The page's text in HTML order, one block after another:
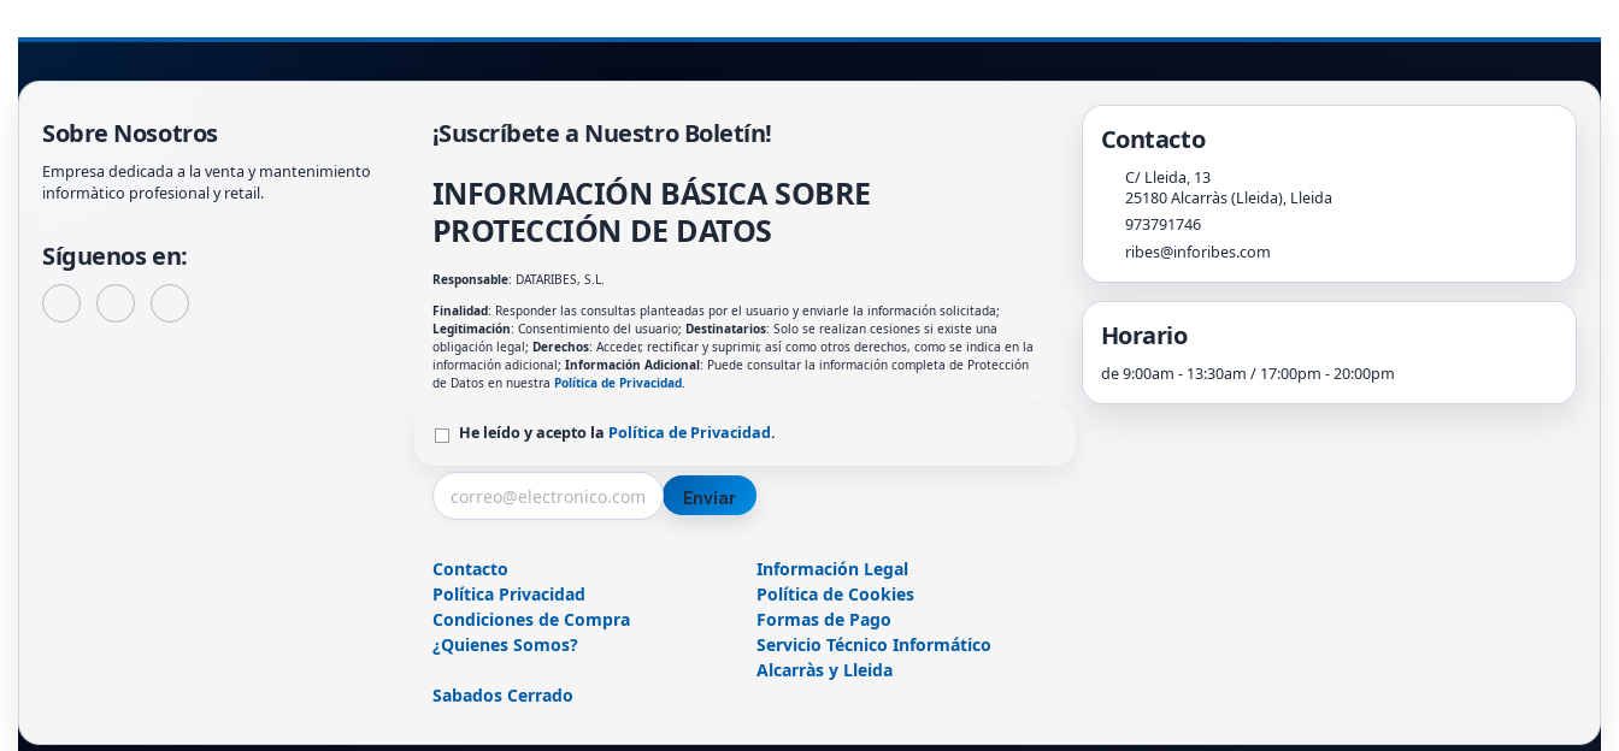
Sobre Nosotros
Empresa dedicada a la venta y mantenimiento
informàtico profesional y retail.
Síguenos en:
¡Suscríbete a Nuestro Boletín!
INFORMACIÓN BÁSICA SOBRE
PROTECCIÓN DE DATOS
Responsable: DATARIBES, S.L.
Finalidad: Responder las consultas planteadas por el usuario y enviarle la información solicitada;
Legitimación: Consentimiento del usuario; Destinatarios: Solo se realizan cesiones si existe una
obligación legal; Derechos: Acceder, rectificar y suprimir, así como otros derechos, como se indica en la
información adicional; Información Adicional: Puede consultar la información completa de Protección
de Datos en nuestra Política de Privacidad.
He leído y acepto la Política de Privacidad.
Enviar
Contacto
Información Legal
Política Privacidad
Política de Cookies
Condiciones de Compra
Formas de Pago
¿Quienes Somos?
Servicio Técnico Informático
Alcarràs y Lleida
Sabados Cerrado
Contacto
C/ Lleida, 13
25180Alcarràs (Lleida), Lleida
973791746
ribes@inforibes.com
Horario
de 9:00am - 13:30am / 17:00pm - 20:00pm